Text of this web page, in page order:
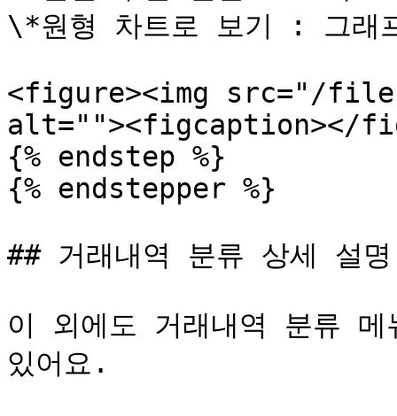
\*원형 차트로 보기 : 그래
<figure><img src="/
alt=""><figcaption></
{% endstep %}
{% endstepper %}
## 거래내역 분류 상세 설명
이 외에도 거래내역 분류
있어요.